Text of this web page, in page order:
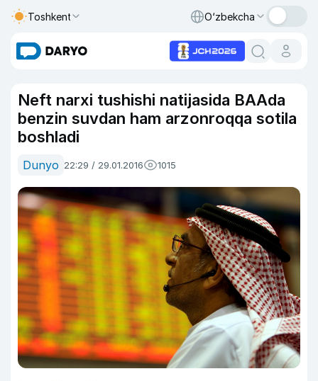
Toshkent O‘zbekcha
Neft narxi tushishi natijasida BAAda
benzin suvdan ham arzonroqqa sotila
boshladi
Dunyo 22:29 / 29.01.2016 1015